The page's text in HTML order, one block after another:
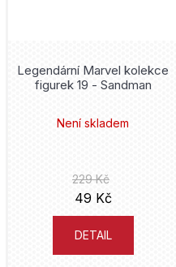
Legendární Marvel kolekce
figurek 19 - Sandman
Není skladem
229 Kč
49 Kč
DETAIL